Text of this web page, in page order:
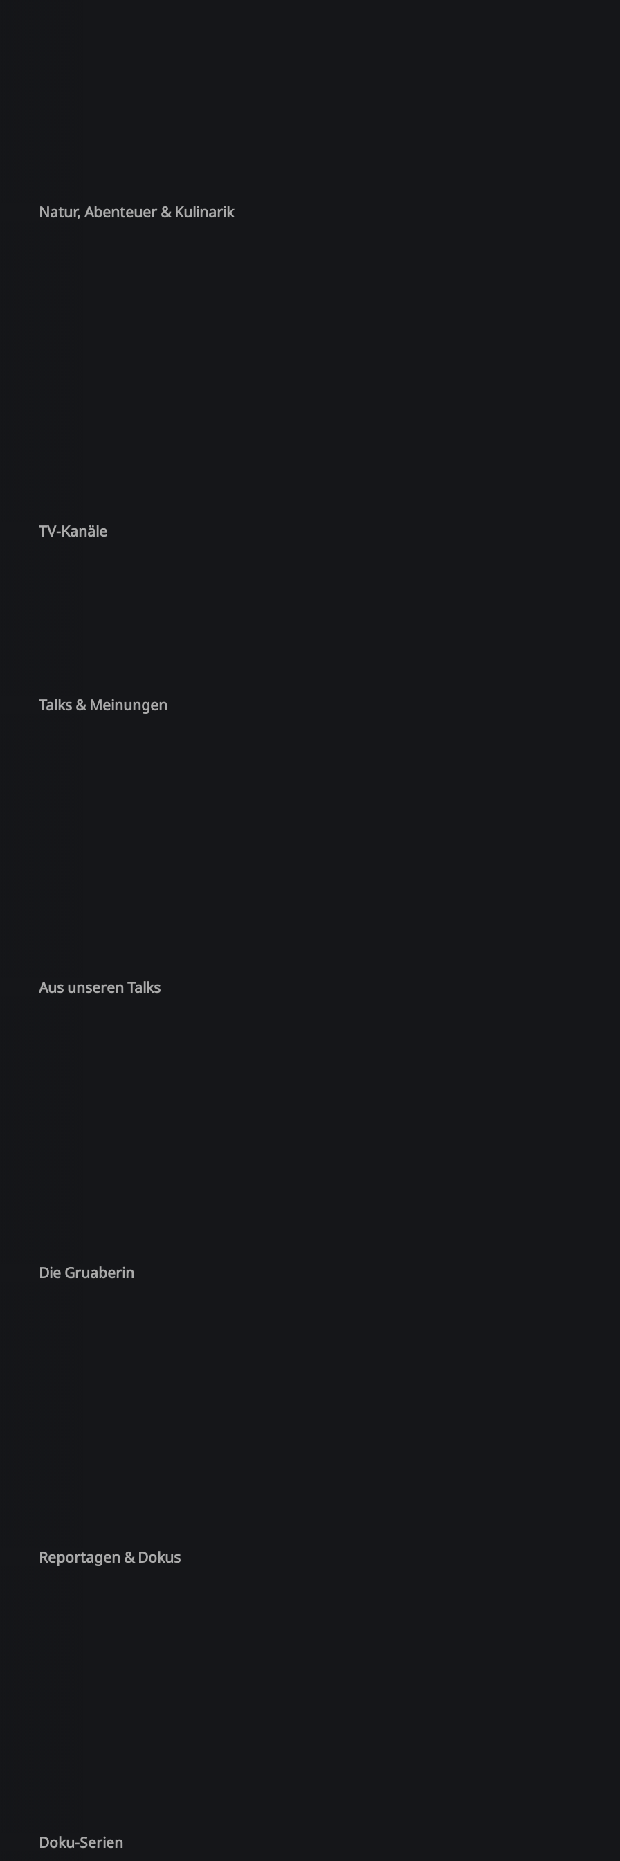
Natur, Abenteuer & Kulinarik
TV-Kanäle
Talks & Meinungen
Aus unseren Talks
Die Gruaberin
Reportagen & Dokus
Doku-Serien